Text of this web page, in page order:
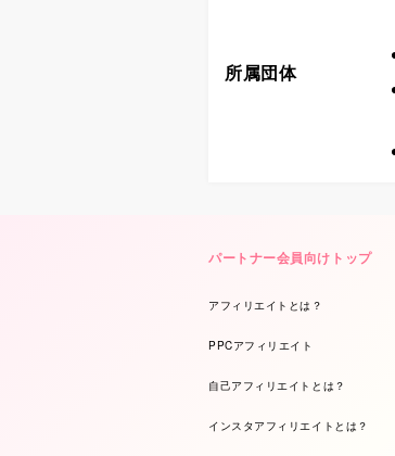
所属団体
パートナー会員向けトップ
アフィリエイトとは？
PPCアフィリエイト
自己アフィリエイトとは？
インスタアフィリエイトとは？